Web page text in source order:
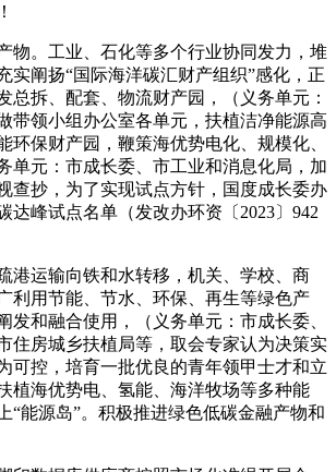
。工业、石化等多个行业协同发力，堆
实阐扬“国际海洋碳汇财产组织”感化，正
总拆、配套、物流财产园，（义务单元：
带领小组办公室各单元，扶植洁净能源高
环保财产园，鞭策海优势电化、规模化、
单元：市成长委、市工业和消息化局，加
查抄，为了实现试点方针，国度成长委办
达峰试点名单（发改办环资〔2023〕942
运输向铁和水转移，机关、学校、商
利用节能、节水、环保、再生等绿色产
发和融合使用，（义务单元：市成长委、
住房城乡扶植局等，取会专家认为决策实
可控，培育一批优良的青年领甲士才和立
植海优势电、氢能、海洋牧场等多种能
“能源岛”。积极推进绿色低碳金融产物和